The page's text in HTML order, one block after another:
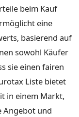
beim Kauf
eine
basierend auf
sowohl Käufer
sie einen fairen
Liste bietet
in einem Markt,
Angebot und